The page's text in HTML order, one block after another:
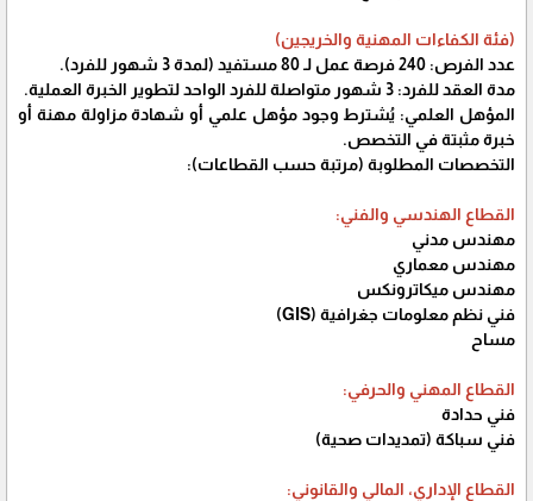
(فئة الكفاءات المهنية والخريجين)
عدد الفرص: 240 فرصة عمل لـ 80 مستفيد (لمدة 3 شهور للفرد).
مدة العقد للفرد: 3 شهور متواصلة للفرد الواحد لتطوير الخبرة العملية.
المؤهل العلمي: يُشترط وجود مؤهل علمي أو شهادة مزاولة مهنة أو
خبرة مثبتة في التخصص.
التخصصات المطلوبة (مرتبة حسب القطاعات):
القطاع الهندسي والفني:
مهندس مدني
مهندس معماري
مهندس ميكاترونكس
فني نظم معلومات جغرافية (GIS)
مساح
القطاع المهني والحرفي:
فني حدادة
فني سباكة (تمديدات صحية)
القطاع الإداري، المالي والقانوني: